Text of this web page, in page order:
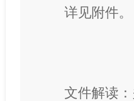
详见附件。
文件解读